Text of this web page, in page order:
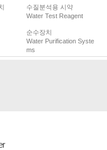
수질분석용 시약
Water Test Reagent
순수장치
Water Purification Syste
ms